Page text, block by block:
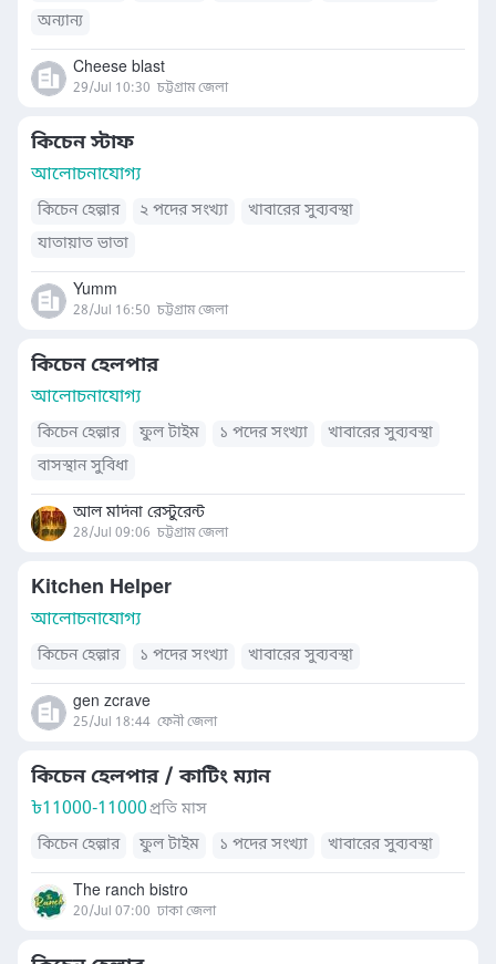
অন্যান্য
Cheese blast
29/Jul 10:30 চট্টগ্রাম জেলা
কিচেন স্টাফ
আলোচনাযোগ্য
কিচেন হেল্পার ২ পদের সংখ্যা
খাবারের সুব্যবস্থা
যাতায়াত ভাতা
Yumm
28/Jul 16:50 চট্টগ্রাম জেলা
কিচেন হেলপার
আলোচনাযোগ্য
কিচেন হেল্পার ফুল টাইম ১ পদের সংখ্যা
খাবারের সুব্যবস্থা
বাসস্থান সুবিধা
আল মদিনা রেস্টুরেন্ট
28/Jul 09:06 চট্টগ্রাম জেলা
Kitchen Helper
আলোচনাযোগ্য
কিচেন হেল্পার ১ পদের সংখ্যা খাবারের সুব্যবস্থা
gen zcrave
25/Jul 18:44 ফেনী জেলা
কিচেন হেলপার / কাটিং ম্যান
৳11000-11000প্রতি মাস
কিচেন হেল্পার
ফুল টাইম ১ পদের সংখ্যা খাবারের সুব্যবস্থা
The ranch bistro
20/Jul 07:00 ঢাকা জেলা